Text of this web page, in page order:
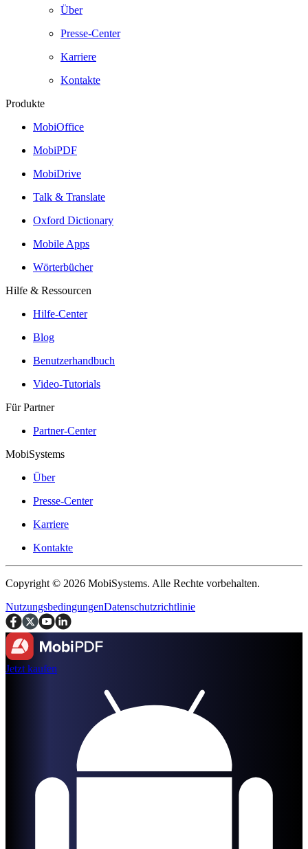
Über
Presse-Center
Karriere
Kontakte
Produkte
MobiOffice
MobiPDF
MobiDrive
Talk & Translate
Oxford Dictionary
Mobile Apps
Wörterbücher
Hilfe & Ressourcen
Hilfe-Center
Blog
Benutzerhandbuch
Video-Tutorials
Für Partner
Partner-Center
MobiSystems
Über
Presse-Center
Karriere
Kontakte
Copyright © 2026 MobiSystems. Alle Rechte vorbehalten.
NutzungsbedingungenDatenschutzrichtlinie
Jetzt kaufen